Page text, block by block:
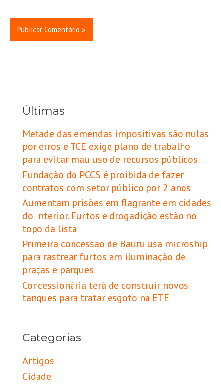
Últimas
Metade das emendas impositivas são nulas
por erros e TCE exige plano de trabalho
para evitar mau uso de recursos públicos
Fundação do PCCS é proibida de fazer
contratos com setor público por 2 anos
Aumentam prisões em flagrante em cidades
do Interior. Furtos e drogadição estão no
topo da lista
Primeira concessão de Bauru usa microship
para rastrear furtos em iluminação de
praças e parques
Concessionária terá de construir novos
tanques para tratar esgoto na ETE
Categorias
Artigos
Cidade